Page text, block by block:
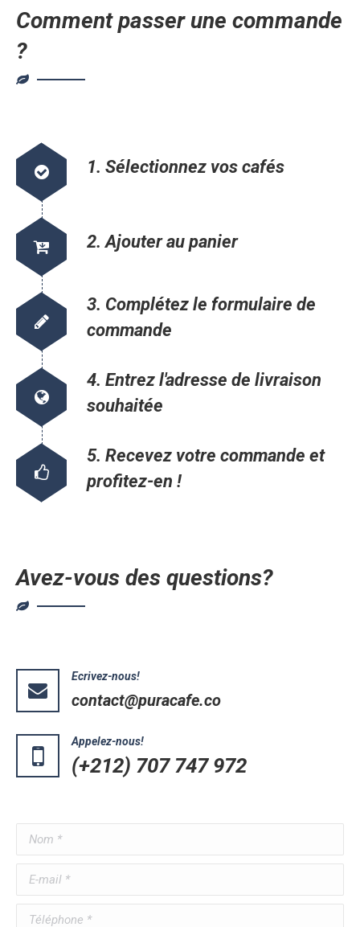
Comment passer une commande
?
1. Sélectionnez vos cafés
2. Ajouter au panier
3. Complétez le formulaire de
commande
4. Entrez l'adresse de livraison
souhaitée
5. Recevez votre commande et
profitez-en !
Avez-vous des questions?
Ecrivez-nous!
contact@puracafe.co
Appelez-nous!
(+212) 707 747 972
Nom *
E-mail *
Téléphone *